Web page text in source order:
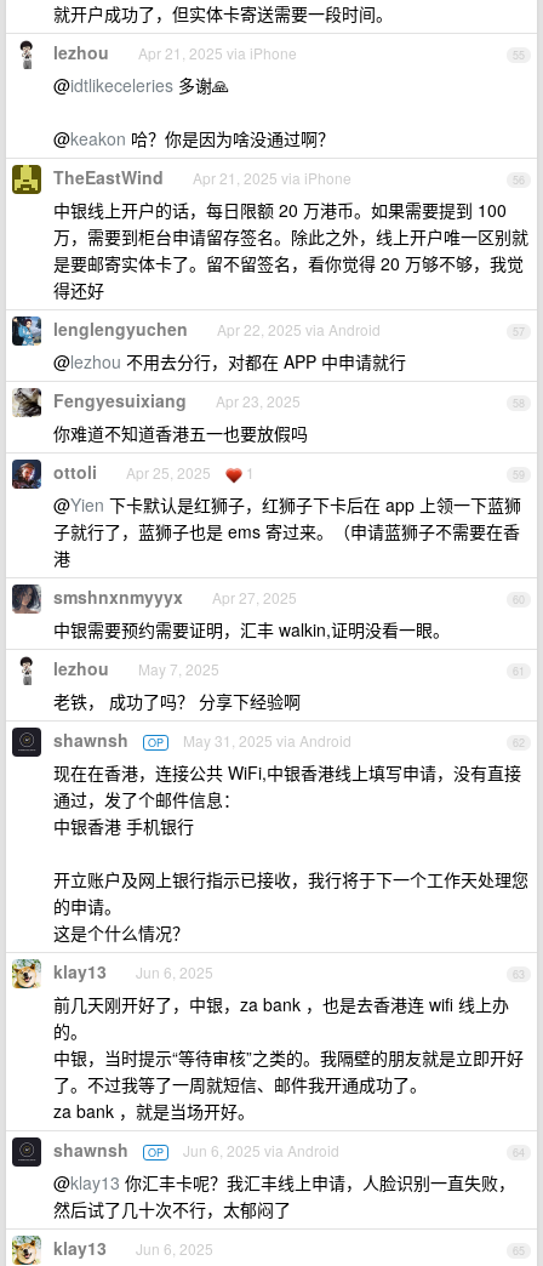
就开户成功了，但实体卡寄送需要一段时间。
55
lezhou Apr 21, 2025 via iPhone
@idtlikeceleries 多谢🙏
@keakon 哈？你是因为啥没通过啊？
56
TheEastWind Apr 21, 2025 via iPhone
中银线上开户的话，每日限额 20 万港币。如果需要提到 100
万，需要到柜台申请留存签名。除此之外，线上开户唯一区别就
是要邮寄实体卡了。留不留签名，看你觉得 20 万够不够，我觉
得还好
57
lenglengyuchen Apr 22, 2025 via Android
@lezhou 不用去分行，对都在 APP 中申请就行
58
Fengyesuixiang Apr 23, 2025
你难道不知道香港五一也要放假吗
59
ottoli Apr 25, 2025 1
@Yien 下卡默认是红狮子，红狮子下卡后在 app 上领一下蓝狮
子就行了，蓝狮子也是 ems 寄过来。（申请蓝狮子不需要在香
港
60
smshnxnmyyyx Apr 27, 2025
中银需要预约需要证明，汇丰 walkin,证明没看一眼。
61
lezhou May 7, 2025
老铁， 成功了吗？ 分享下经验啊
62
shawnsh OP May 31, 2025 via Android
现在在香港，连接公共 WiFi,中银香港线上填写申请，没有直接
通过，发了个邮件信息：
中银香港 手机银行
开立账户及网上银行指示已接收，我行将于下一个工作天处理您
的申请。
这是个什么情况？
63
klay13 Jun 6, 2025
前几天刚开好了，中银，za bank ，也是去香港连 wifi 线上办
的。
中银，当时提示“等待审核”之类的。我隔壁的朋友就是立即开好
了。不过我等了一周就短信、邮件我开通成功了。
za bank ，就是当场开好。
64
shawnsh OP Jun 6, 2025 via Android
@klay13 你汇丰卡呢？我汇丰线上申请，人脸识别一直失败，
然后试了几十次不行，太郁闷了
65
klay13 Jun 6, 2025